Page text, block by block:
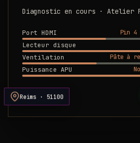
Diagnostic en cours · Atelier
Port HDMI
Pin 4
Lecteur disque
Ventilation
Pâte à
Puissance APU
DEVIS PRÊT
Reims · 51100